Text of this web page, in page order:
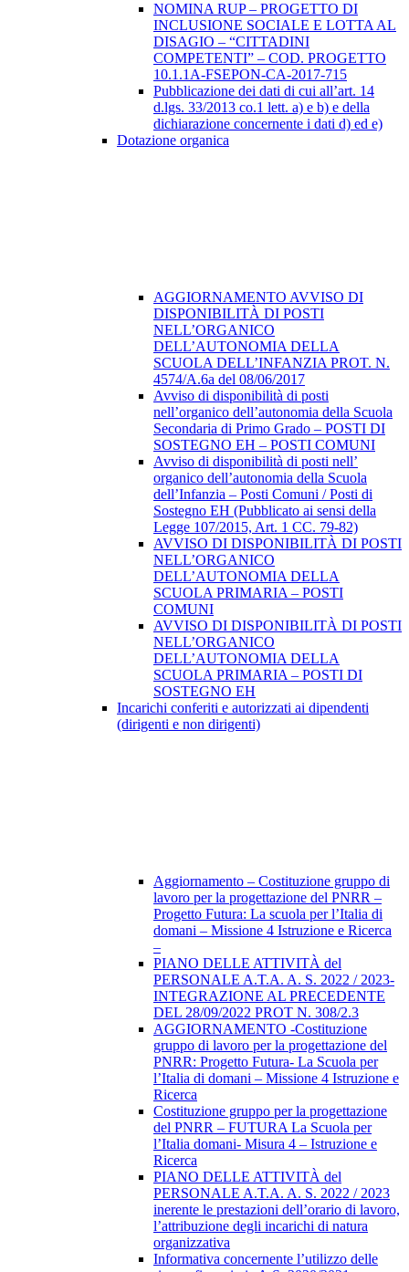
NOMINA RUP – PROGETTO DI
INCLUSIONE SOCIALE E LOTTA AL
DISAGIO – “CITTADINI
COMPETENTI” – COD. PROGETTO
10.1.1A-FSEPON-CA-2017-715
Pubblicazione dei dati di cui all’art. 14
d.lgs. 33/2013 co.1 lett. a) e b) e della
dichiarazione concernente i dati d) ed e)
Dotazione organica
AGGIORNAMENTO AVVISO DI
DISPONIBILITÀ DI POSTI
NELL’ORGANICO
DELL’AUTONOMIA DELLA
SCUOLA DELL’INFANZIA PROT. N.
4574/A.6a del 08/06/2017
Avviso di disponibilità di posti
nell’organico dell’autonomia della Scuola
Secondaria di Primo Grado – POSTI DI
SOSTEGNO EH – POSTI COMUNI
Avviso di disponibilità di posti nell’
organico dell’autonomia della Scuola
dell’Infanzia – Posti Comuni / Posti di
Sostegno EH (Pubblicato ai sensi della
Legge 107/2015, Art. 1 CC. 79-82)
AVVISO DI DISPONIBILITÀ DI POSTI
NELL’ORGANICO
DELL’AUTONOMIA DELLA
SCUOLA PRIMARIA – POSTI
COMUNI
AVVISO DI DISPONIBILITÀ DI POSTI
NELL’ORGANICO
DELL’AUTONOMIA DELLA
SCUOLA PRIMARIA – POSTI DI
SOSTEGNO EH
Incarichi conferiti e autorizzati ai dipendenti
(dirigenti e non dirigenti)
Aggiornamento – Costituzione gruppo di
lavoro per la progettazione del PNRR –
Progetto Futura: La scuola per l’Italia di
domani – Missione 4 Istruzione e Ricerca
–
PIANO DELLE ATTIVITÀ del
PERSONALE A.T.A. A. S. 2022 / 2023-
INTEGRAZIONE AL PRECEDENTE
DEL 28/09/2022 PROT N. 308/2.3
AGGIORNAMENTO -Costituzione
gruppo di lavoro per la progettazione del
PNRR: Progetto Futura- La Scuola per
l’Italia di domani – Missione 4 Istruzione e
Ricerca
Costituzione gruppo per la progettazione
del PNRR – FUTURA La Scuola per
l’Italia domani- Misura 4 – Istruzione e
Ricerca
PIANO DELLE ATTIVITÀ del
PERSONALE A.T.A. A. S. 2022 / 2023
inerente le prestazioni dell’orario di lavoro,
l’attribuzione degli incarichi di natura
organizzativa
Informativa concernente l’utilizzo delle